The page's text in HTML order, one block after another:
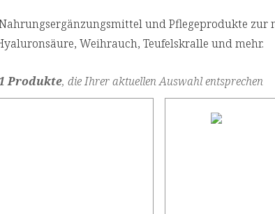
und Pflegeprodukte
Weihrauch, Teufelskralle und mehr.
Produkte, die Ihrer aktuellen Auswahl entsprechen